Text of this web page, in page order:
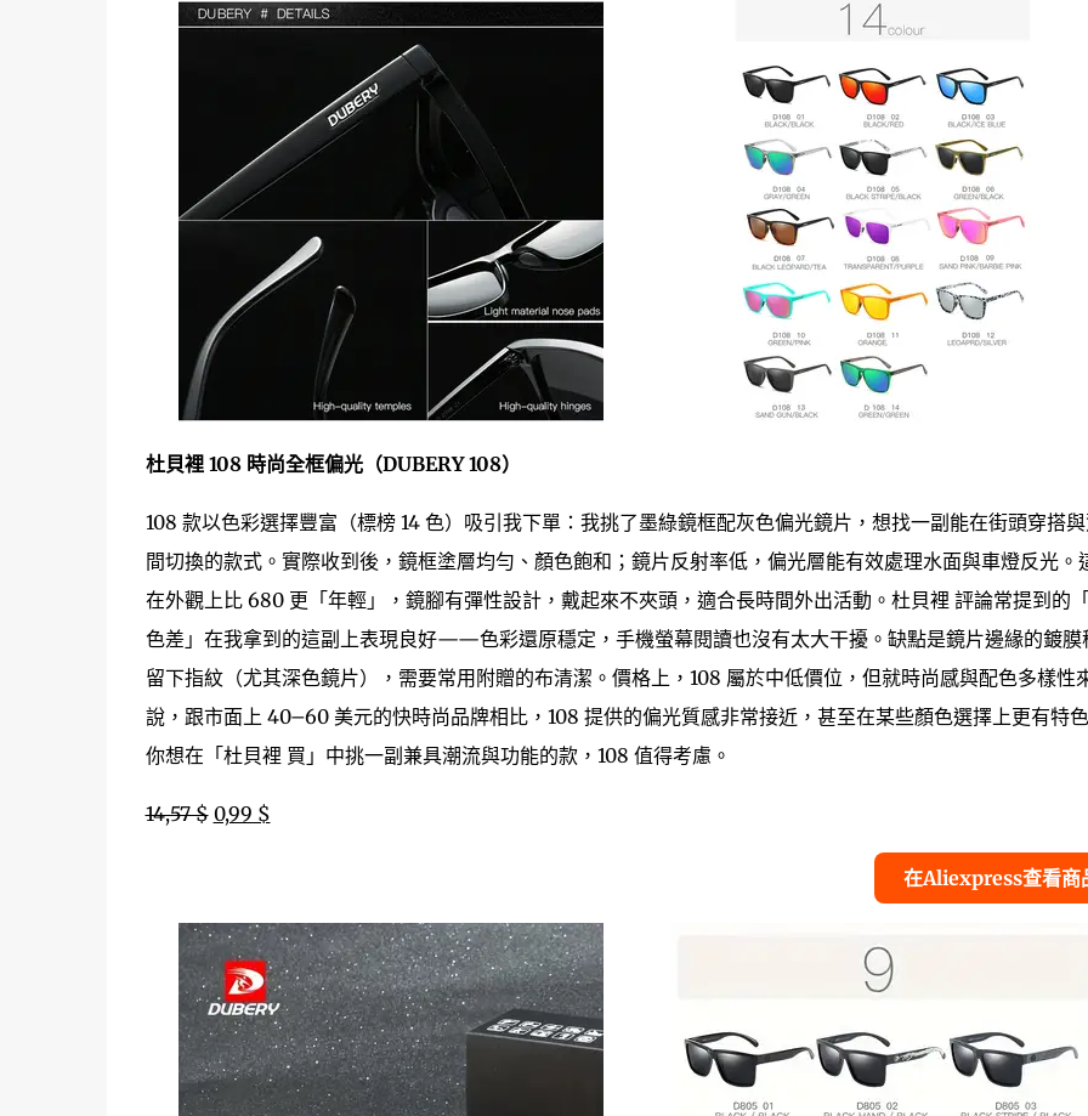
杜貝裡 108 時尚全框偏光（DUBERY 108）
108 款以色彩選擇豐富（標榜 14 色）吸引我下單：我挑了墨綠鏡框配灰色偏光鏡片，想找一副能在街頭穿搭
間切換的款式。實際收到後，鏡框塗層均勻、顏色飽和；鏡片反射率低，偏光層能有效處理水面與車燈反光。
在外觀上比 680 更「年輕」，鏡腳有彈性設計，戴起來不夾頭，適合長時間外出活動。杜貝裡 評論常提到的
色差」在我拿到的這副上表現良好——色彩還原穩定，手機螢幕閱讀也沒有太大干擾。缺點是鏡片邊緣的鍍膜
留下指紋（尤其深色鏡片），需要常用附贈的布清潔。價格上，108 屬於中低價位，但就時尚感與配色多樣性
說，跟市面上 40–60 美元的快時尚品牌相比，108 提供的偏光質感非常接近，甚至在某些顏色選擇上更有特
你想在「杜貝裡 買」中挑一副兼具潮流與功能的款，108 值得考慮。
14,57 $ 0,99 $
在Aliexpress查看商